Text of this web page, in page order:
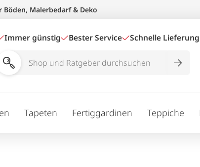
Malerbedarf & Deko
Immer günstig Bester Service Schnelle Lieferung
Shop
Tapeten Fertiggardinen Teppiche